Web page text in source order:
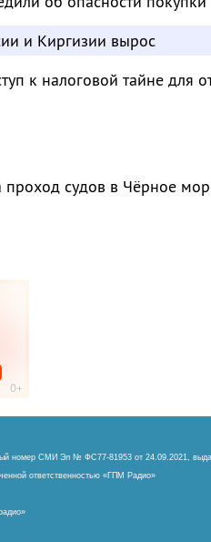
и Киргизии вырос
к налоговой тайне для
проход судов в Чёрное
номер СМИ Эл № ФС77-81953 от 24.09.2021,
ответственностью «ГПМ Радио»